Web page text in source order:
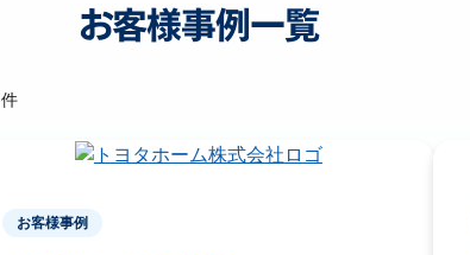
お客様事例一覧
件
お客様事例